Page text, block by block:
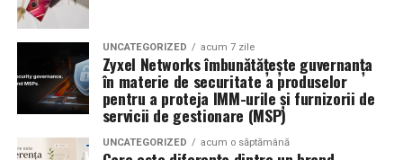
Pe 13 februarie la ora 18:30
invitați la proiecția specială din
, alături de regizorulPaul Decuși de
actoriiGabriel Vatavu, Sergiu Costache, Azaleea
Necula, Alexandra Răduță.
De „Ziua Îndrăgostiților”, pe14 februarie, în Cinema
UNCATEGORIZED acum 7 zile
Zyxel Networks îmbunătățește guvernanța
în materie de securitate a produselor
pentru a proteja IMM-urile și furnizorii de
servicii de gestionare (MSP)
UNCATEGORIZED acum o săptămână